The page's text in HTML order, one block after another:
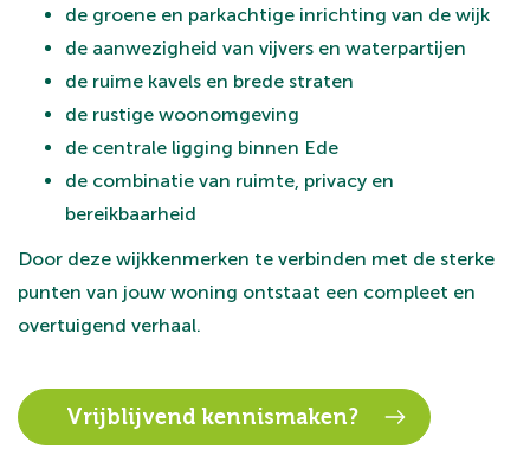
de groene en parkachtige inrichting van de wijk
de aanwezigheid van vijvers en waterpartijen
de ruime kavels en brede straten
de rustige woonomgeving
de centrale ligging binnen Ede
de combinatie van ruimte, privacy en
bereikbaarheid
Door deze wijkkenmerken te verbinden met de sterke
punten van jouw woning ontstaat een compleet en
overtuigend verhaal.
Vrijblijvend kennismaken?